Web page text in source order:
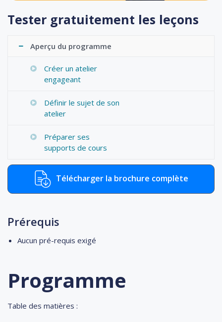
Tester gratuitement les leçons
Aperçu du programme
Créer un atelier
engageant
Définir le sujet de son
atelier
Préparer ses
supports de cours
Télécharger la brochure complète
Prérequis
Aucun pré-requis exigé
Programme
Table des matières :